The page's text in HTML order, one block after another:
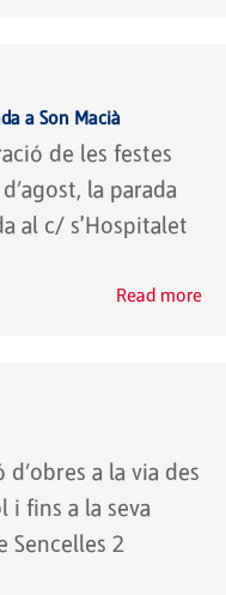
a Son Macià
de les festes
la parada
al c/ s'Hospitalet
Read more
a la via des
i fins a la seva
Sencelles 2